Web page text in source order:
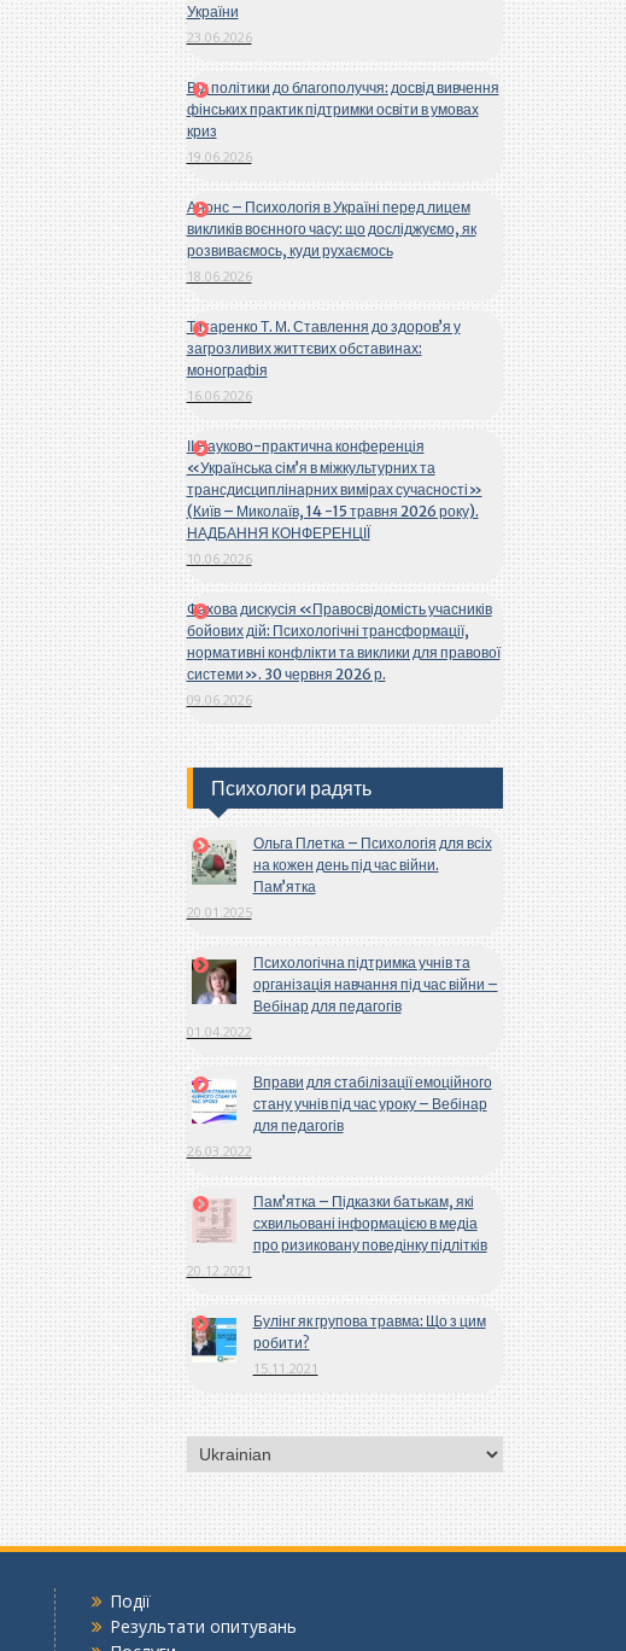
України
23.06.2026
Від політики до благополуччя: досвід вивчення
фінських практик підтримки освіти в умовах
криз
19.06.2026
Анонс – Психологія в Україні перед лицем
викликів воєнного часу: що досліджуємо, як
розвиваємось, куди рухаємось
18.06.2026
Титаренко Т. М. Ставлення до здоров’я у
загрозливих життєвих обставинах:
монографія
16.06.2026
ІІ Науково-практична конференція
«Українська сім’я в міжкультурних та
трансдисциплінарних вимірах сучасності»
(Київ – Миколаїв, 14 -15 травня 2026 року).
НАДБАННЯ КОНФЕРЕНЦІЇ
10.06.2026
Фахова дискусія «Правосвідомість учасників
бойових дій: Психологічні трансформації,
нормативні конфлікти та виклики для правової
системи». 30 червня 2026 р.
09.06.2026
Психологи радять
Ольга Плетка – Психологія для всіх
на кожен день під час війни.
Пам’ятка
20.01.2025
Психологічна підтримка учнів та
організація навчання під час війни –
Вебінар для педагогів
01.04.2022
Вправи для стабілізації емоційного
стану учнів під час уроку – Вебінар
для педагогів
26.03.2022
Пам’ятка – Підказки батькам, які
схвильовані інформацією в медіа
про ризиковану поведінку підлітків
20.12.2021
Булінг як групова травма: Що з цим
робити?
15.11.2021
Вибрати
мову
Події
Результати опитувань